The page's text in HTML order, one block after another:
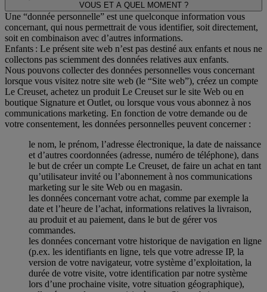
VOUS ET A QUEL MOMENT ?
Une “donnée personnelle” est une quelconque information vous
concernant, qui nous permettrait de vous identifier, soit directement,
soit en combinaison avec d’autres informations.
Enfants : Le présent site web n’est pas destiné aux enfants et nous ne
collectons pas sciemment des données relatives aux enfants.
Nous pouvons collecter des données personnelles vous concernant
lorsque vous visitez notre site web (le “Site web”), créez un compte
Le Creuset, achetez un produit Le Creuset sur le site Web ou en
boutique Signature et Outlet, ou lorsque vous vous abonnez à nos
communications marketing. En fonction de votre demande ou de
votre consentement, les données personnelles peuvent concerner :
le nom, le prénom, l’adresse électronique, la date de naissance
et d’autres coordonnées (adresse, numéro de téléphone), dans
le but de créer un compte Le Creuset, de faire un achat en tant
qu’utilisateur invité ou l’abonnement à nos communications
marketing sur le site Web ou en magasin.
les données concernant votre achat, comme par exemple la
date et l’heure de l’achat, informations relatives la livraison,
au produit et au paiement, dans le but de gérer vos
commandes.
les données concernant votre historique de navigation en ligne
(p.ex. les identifiants en ligne, tels que votre adresse IP, la
version de votre navigateur, votre système d’exploitation, la
durée de votre visite, votre identification par notre système
lors d’une prochaine visite, votre situation géographique),